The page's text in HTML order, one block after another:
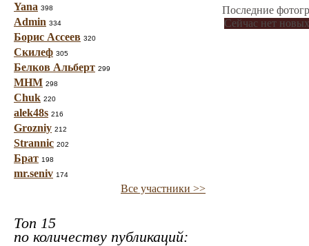
Yana 398
Admin 334
Борис Ассеев 320
Скилеф 305
Белков Альберт 299
МНМ 298
Chuk 220
alek48s 216
Grozniy 212
Strannic 202
Брат 198
mr.seniv 174
Все участники >>
Топ 15
по количеству публикаций:
Последние
Сейчас нет